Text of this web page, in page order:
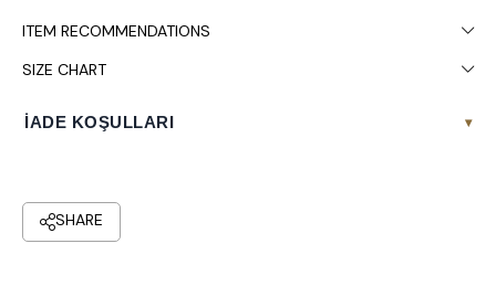
ITEM RECOMMENDATIONS
SIZE CHART
İADE KOŞULLARI ▾